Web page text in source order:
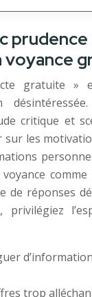
prudence
voyance
gratuite »
critique et
sur les
de réponses
privilégiez
trop